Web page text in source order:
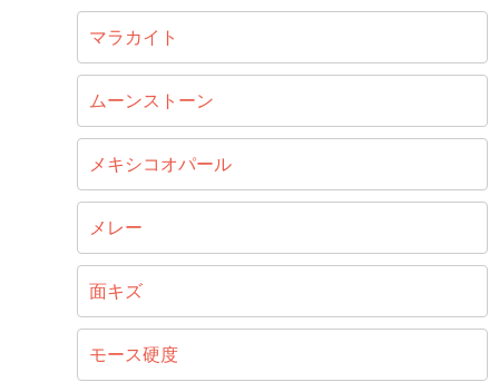
マラカイト
ムーンストーン
メキシコオパール
メレー
面キズ
モース硬度